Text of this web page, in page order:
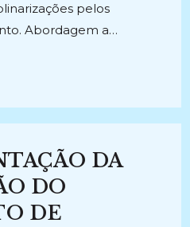
pelos
Abordagem a…
DA
DO
DE